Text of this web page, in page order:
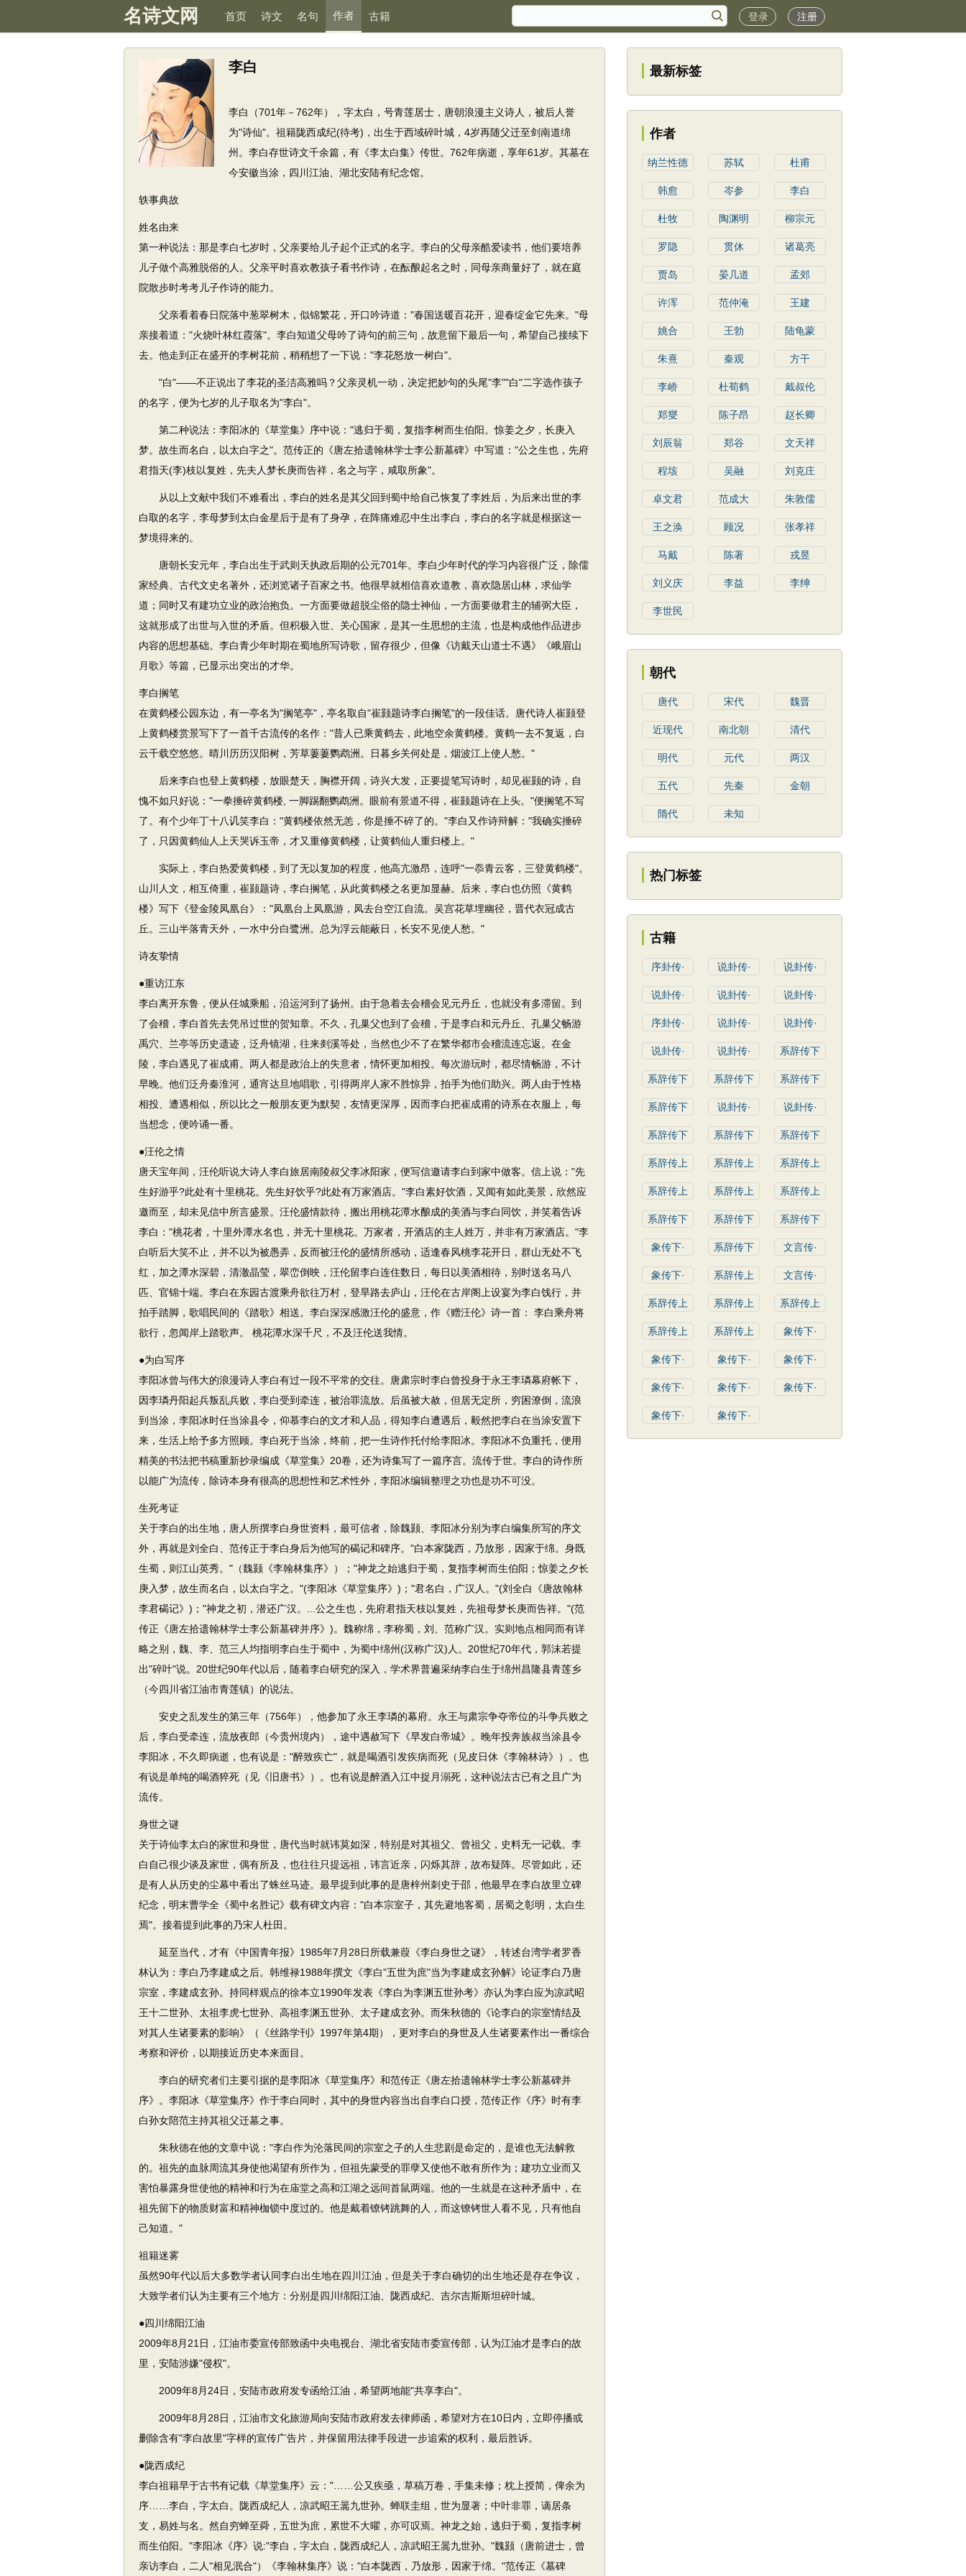
名诗文网 首页 诗文 名句 作者 古籍 登录 注册
李白
李白（701年－762年），字太白，号青莲居士，唐朝浪漫主义诗人，被后人誉
为"诗仙"。祖籍陇西成纪(待考)，出生于西域碎叶城，4岁再随父迁至剑南道绵
州。李白存世诗文千余篇，有《李太白集》传世。762年病逝，享年61岁。其墓在
今安徽当涂，四川江油、湖北安陆有纪念馆。
轶事典故
姓名由来
第一种说法：那是李白七岁时，父亲要给儿子起个正式的名字。李白的父母亲酷爱读书，他们要培养
儿子做个高雅脱俗的人。父亲平时喜欢教孩子看书作诗，在酝酿起名之时，同母亲商量好了，就在庭
院散步时考考儿子作诗的能力。
父亲看着春日院落中葱翠树木，似锦繁花，开口吟诗道："春国送暖百花开，迎春绽金它先来。"母
亲接着道："火烧叶林红霞落"。李白知道父母吟了诗句的前三句，故意留下最后一句，希望自己接续下
去。他走到正在盛开的李树花前，稍稍想了一下说："李花怒放一树白"。
"白"——不正说出了李花的圣洁高雅吗？父亲灵机一动，决定把妙句的头尾"李""白"二字选作孩子
的名字，便为七岁的儿子取名为"李白"。
第二种说法：李阳冰的《草堂集》序中说："逃归于蜀，复指李树而生伯阳。惊姜之夕，长庚入
梦。故生而名白，以太白字之"。范传正的《唐左拾遗翰林学士李公新墓碑》中写道："公之生也，先府
君指天(李)枝以复姓，先夫人梦长庚而告祥，名之与字，咸取所象"。
从以上文献中我们不难看出，李白的姓名是其父回到蜀中给自己恢复了李姓后，为后来出世的李
白取的名字，李母梦到太白金星后于是有了身孕，在阵痛难忍中生出李白，李白的名字就是根据这一
梦境得来的。
唐朝长安元年，李白出生于武则天执政后期的公元701年。李白少年时代的学习内容很广泛，除儒
家经典、古代文史名著外，还浏览诸子百家之书。他很早就相信喜欢道教，喜欢隐居山林，求仙学
道；同时又有建功立业的政治抱负。一方面要做超脱尘俗的隐士神仙，一方面要做君主的辅弼大臣，
这就形成了出世与入世的矛盾。但积极入世、关心国家，是其一生思想的主流，也是构成他作品进步
内容的思想基础。李白青少年时期在蜀地所写诗歌，留存很少，但像《访戴天山道士不遇》《峨眉山
月歌》等篇，已显示出突出的才华。
李白搁笔
在黄鹤楼公园东边，有一亭名为"搁笔亭"，亭名取自"崔颢题诗李白搁笔"的一段佳话。唐代诗人崔颢登
上黄鹤楼赏景写下了一首千古流传的名作："昔人已乘黄鹤去，此地空余黄鹤楼。黄鹤一去不复返，白
云千载空悠悠。晴川历历汉阳树，芳草萋萋鹦鹉洲。日暮乡关何处是，烟波江上使人愁。"
后来李白也登上黄鹤楼，放眼楚天，胸襟开阔，诗兴大发，正要提笔写诗时，却见崔颢的诗，自
愧不如只好说："一拳捶碎黄鹤楼, 一脚踢翻鹦鹉洲。眼前有景道不得，崔颢题诗在上头。"便搁笔不写
了。有个少年丁十八讥笑李白："黄鹤楼依然无恙，你是捶不碎了的。"李白又作诗辩解："我确实捶碎
了，只因黄鹤仙人上天哭诉玉帝，才又重修黄鹤楼，让黄鹤仙人重归楼上。"
实际上，李白热爱黄鹤楼，到了无以复加的程度，他高亢激昂，连呼"一忝青云客，三登黄鹤楼"。
山川人文，相互倚重，崔颢题诗，李白搁笔，从此黄鹤楼之名更加显赫。后来，李白也仿照《黄鹤
楼》写下《登金陵凤凰台》："凤凰台上凤凰游，凤去台空江自流。吴宫花草埋幽径，晋代衣冠成古
丘。三山半落青天外，一水中分白鹭洲。总为浮云能蔽日，长安不见使人愁。"
诗友挚情
●重访江东
李白离开东鲁，便从任城乘船，沿运河到了扬州。由于急着去会稽会见元丹丘，也就没有多滞留。到
了会稽，李白首先去凭吊过世的贺知章。不久，孔巢父也到了会稽，于是李白和元丹丘、孔巢父畅游
禹穴、兰亭等历史遗迹，泛舟镜湖，往来剡溪等处，当然也少不了在繁华都市会稽流连忘返。在金
陵，李白遇见了崔成甫。两人都是政治上的失意者，情怀更加相投。每次游玩时，都尽情畅游，不计
早晚。他们泛舟秦淮河，通宵达旦地唱歌，引得两岸人家不胜惊异，拍手为他们助兴。两人由于性格
相投、遭遇相似，所以比之一般朋友更为默契，友情更深厚，因而李白把崔成甫的诗系在衣服上，每
当想念，便吟诵一番。
●汪伦之情
唐天宝年间，汪伦听说大诗人李白旅居南陵叔父李冰阳家，便写信邀请李白到家中做客。信上说："先
生好游乎?此处有十里桃花。先生好饮乎?此处有万家酒店。"李白素好饮酒，又闻有如此美景，欣然应
邀而至，却未见信中所言盛景。汪伦盛情款待，搬出用桃花潭水酿成的美酒与李白同饮，并笑着告诉
李白："桃花者，十里外潭水名也，并无十里桃花。万家者，开酒店的主人姓万，并非有万家酒店。"李
白听后大笑不止，并不以为被愚弄，反而被汪伦的盛情所感动，适逢春风桃李花开日，群山无处不飞
红，加之潭水深碧，清澈晶莹，翠峦倒映，汪伦留李白连住数日，每日以美酒相待，别时送名马八
匹、官锦十端。李白在东园古渡乘舟欲往万村，登旱路去庐山，汪伦在古岸阁上设宴为李白饯行，并
拍手踏脚，歌唱民间的《踏歌》相送。李白深深感激汪伦的盛意，作《赠汪伦》诗一首： 李白乘舟将
欲行，忽闻岸上踏歌声。 桃花潭水深千尺，不及汪伦送我情。
●为白写序
李阳冰曾与伟大的浪漫诗人李白有过一段不平常的交往。唐肃宗时李白曾投身于永王李璘幕府帐下，
因李璘丹阳起兵叛乱兵败，李白受到牵连，被治罪流放。后虽被大赦，但居无定所，穷困潦倒，流浪
到当涂，李阳冰时任当涂县令，仰慕李白的文才和人品，得知李白遭遇后，毅然把李白在当涂安置下
来，生活上给予多方照顾。李白死于当涂，终前，把一生诗作托付给李阳冰。李阳冰不负重托，便用
精美的书法把书稿重新抄录编成《草堂集》20卷，还为诗集写了一篇序言。流传于世。李白的诗作所
以能广为流传，除诗本身有很高的思想性和艺术性外，李阳冰编辑整理之功也是功不可没。
生死考证
关于李白的出生地，唐人所撰李白身世资料，最可信者，除魏颢、李阳冰分别为李白编集所写的序文
外，再就是刘全白、范传正于李白身后为他写的碣记和碑序。"白本家陇西，乃放形，因家于绵。身既
生蜀，则江山英秀。"（魏颢《李翰林集序》）；"神龙之始逃归于蜀，复指李树而生伯阳；惊姜之夕长
庚入梦，故生而名白，以太白字之。"(李阳冰《草堂集序》)；"君名白，广汉人。"(刘全白《唐故翰林
李君碣记》)；"神龙之初，潜还广汉。...公之生也，先府君指天枝以复姓，先祖母梦长庚而告祥。"(范
传正《唐左拾遗翰林学士李公新墓碑并序》)。魏称绵，李称蜀，刘、范称广汉。实则地点相同而有详
略之别，魏、李、范三人均指明李白生于蜀中，为蜀中绵州(汉称广汉)人。20世纪70年代，郭沫若提
出"碎叶"说。20世纪90年代以后，随着李白研究的深入，学术界普遍采纳李白生于绵州昌隆县青莲乡
（今四川省江油市青莲镇）的说法。
安史之乱发生的第三年（756年），他参加了永王李璘的幕府。永王与肃宗争夺帝位的斗争兵败之
后，李白受牵连，流放夜郎（今贵州境内），途中遇赦写下《早发白帝城》。晚年投奔族叔当涂县令
李阳冰，不久即病逝，也有说是："醉致疾亡"，就是喝酒引发疾病而死（见皮日休《李翰林诗》）。也
有说是单纯的喝酒猝死（见《旧唐书》）。也有说是醉酒入江中捉月溺死，这种说法古已有之且广为
流传。
身世之谜
关于诗仙李太白的家世和身世，唐代当时就讳莫如深，特别是对其祖父、曾祖父，史料无一记载。李
白自己很少谈及家世，偶有所及，也往往只提远祖，讳言近亲，闪烁其辞，故布疑阵。尽管如此，还
是有人从历史的尘幕中看出了蛛丝马迹。最早提到此事的是唐梓州刺史于邵，他最早在李白故里立碑
纪念，明末曹学全《蜀中名胜记》载有碑文内容："白本宗室子，其先避地客蜀，居蜀之彰明，太白生
焉"。接着提到此事的乃宋人杜田。
延至当代，才有《中国青年报》1985年7月28日所载兼葭《李白身世之谜》，转述台湾学者罗香
林认为：李白乃李建成之后。韩维禄1988年撰文《李白"五世为庶"当为李建成玄孙解》论证李白乃唐
宗室，李建成玄孙。持同样观点的徐本立1990年发表《李白为李渊五世孙考》亦认为李白应为凉武昭
王十二世孙、太祖李虎七世孙、高祖李渊五世孙、太子建成玄孙。而朱秋德的《论李白的宗室情结及
对其人生诸要素的影响》（《丝路学刊》1997年第4期），更对李白的身世及人生诸要素作出一番综合
考察和评价，以期接近历史本来面目。
李白的研究者们主要引据的是李阳冰《草堂集序》和范传正《唐左拾遗翰林学士李公新墓碑并
序》。李阳冰《草堂集序》作于李白同时，其中的身世内容当出自李白口授，范传正作《序》时有李
白孙女陪范主持其祖父迁墓之事。
朱秋德在他的文章中说："李白作为沦落民间的宗室之子的人生悲剧是命定的，是谁也无法解救
的。祖先的血脉周流其身使他渴望有所作为，但祖先蒙受的罪孽又使他不敢有所作为；建功立业而又
害怕暴露身世使他的精神和行为在庙堂之高和江湖之远间首鼠两端。他的一生就是在这种矛盾中，在
祖先留下的物质财富和精神枷锁中度过的。他是戴着镣铐跳舞的人，而这镣铐世人看不见，只有他自
己知道。"
祖籍迷雾
虽然90年代以后大多数学者认同李白出生地在四川江油，但是关于李白确切的出生地还是存在争议，
大致学者们认为主要有三个地方：分别是四川绵阳江油、陇西成纪、吉尔吉斯斯坦碎叶城。
●四川绵阳江油
2009年8月21日，江油市委宣传部致函中央电视台、湖北省安陆市委宣传部，认为江油才是李白的故
里，安陆涉嫌"侵权"。
2009年8月24日，安陆市政府发专函给江油，希望两地能"共享李白"。
2009年8月28日，江油市文化旅游局向安陆市政府发去律师函，希望对方在10日内，立即停播或
删除含有"李白故里"字样的宣传广告片，并保留用法律手段进一步追索的权利，最后胜诉。
●陇西成纪
李白祖籍早于古书有记载《草堂集序》云："……公又疾亟，草稿万卷，手集未修；枕上授简，俾余为
序……李白，字太白。陇西成纪人，凉武昭王暠九世孙。蝉联圭组，世为显著；中叶非罪，谪居条
支，易姓与名。然自穷蝉至舜，五世为庶，累世不大曜，亦可叹焉。神龙之始，逃归于蜀，复指李树
而生伯阳。"李阳冰《序》说:"李白，字太白，陇西成纪人，凉武昭王暠九世孙。"魏颢（唐前进士，曾
亲访李白，二人"相见泯合"）《李翰林集序》说："白本陇西，乃放形，因家于绵。"范传正《墓碑
最新标签
作者
纳兰性德 苏轼 杜甫
韩愈 岑参 李白
杜牧 陶渊明 柳宗元
罗隐 贯休 诸葛亮
贾岛 晏几道 孟郊
许浑 范仲淹 王建
姚合 王勃 陆龟蒙
朱熹 秦观 方干
李峤 杜荀鹤 戴叔伦
郑燮 陈子昂 赵长卿
刘辰翁 郑谷 文天祥
程垓 吴融 刘克庄
卓文君 范成大 朱敦儒
王之涣 顾况 张孝祥
马戴 陈著 戎昱
刘义庆 李益 李绅
李世民
朝代
唐代 宋代 魏晋
近现代 南北朝 清代
明代 元代 两汉
五代 先秦 金朝
隋代 未知
热门标签
古籍
序卦传· 说卦传· 说卦传·
说卦传· 说卦传· 说卦传·
序卦传· 说卦传· 说卦传·
说卦传· 说卦传· 系辞传下
系辞传下 系辞传下 系辞传下
系辞传下 说卦传· 说卦传·
系辞传下 系辞传下 系辞传下
系辞传上 系辞传上 系辞传上
系辞传上 系辞传上 系辞传上
系辞传下 系辞传下 系辞传下
象传下· 系辞传下 文言传·
象传下· 系辞传上 文言传·
系辞传上 系辞传上 系辞传上
系辞传上 系辞传上 象传下·
象传下· 象传下· 象传下·
象传下· 象传下· 象传下·
象传下· 象传下·